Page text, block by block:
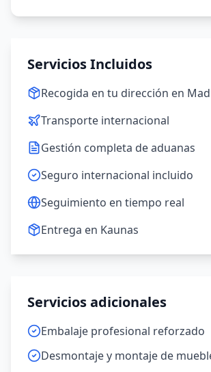
Servicios Incluidos
Recogida en tu dirección en
Transporte internacional
Gestión completa de aduanas
Seguro internacional incluido
Seguimiento en tiempo real
Entrega en Kaunas
Servicios adicionales
Embalaje profesional reforzado
Desmontaje y montaje de